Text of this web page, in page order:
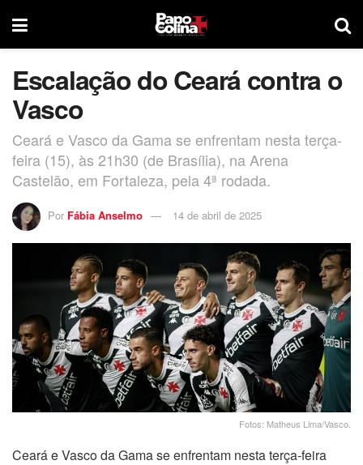
Escalação do Ceará contra o
Vasco
Ceará e Vasco da Gama se enfrentam nesta terça-
feira (15), às 21h30 (de Brasília), na Arena
Castelão, em Fortaleza, pela 4ª rodada.
Por Fábia Anselmo 14 de abril de 2025
Fotos: Matheus Lima/Vasco.
Ceará e Vasco da Gama se enfrentam nesta terça-feira